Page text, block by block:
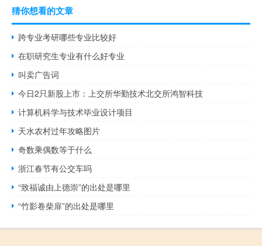
猜你想看的文章
跨专业考研哪些专业比较好
在职研究生专业有什么好专业
叫卖广告词
今日2只新股上市：上交所华勤技术北交所鸿智科技
计算机科学与技术毕业设计项目
天水农村过年攻略图片
奇数乘偶数等于什么
浙江春节有公交车吗
“致福诚由上德崇”的出处是哪里
“竹影卷柴扉”的出处是哪里